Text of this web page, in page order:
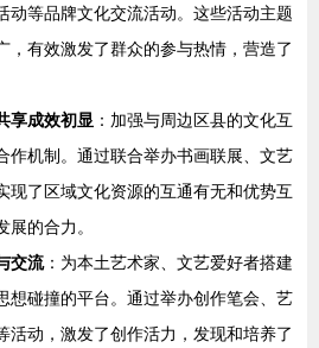
动等品牌文化交流活动。这些活动主题
，有效激发了群众的参与热情，营造了
享成效初显 ：加强与周边区县的文化互
作机制。通过联合举办书画联展、文艺
现了区域文化资源的互通有无和优势互
的合力。
交流：为本土艺术家、文艺爱好者搭建
想碰撞的平台。通过举办创作笔会、艺
活动，激发了创作活力，发现和培养了